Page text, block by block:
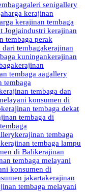
galeri senigallery
harga kerajinan
kerajinan tembaga
Jogjaindustri kerajinan
tembaga perak
dari tembagakerajinan
kuningankerajinan
kerajinan
tembaga aagallery
tembaga
tembaga dan
konsumen di
kerajinan tembaga dekat
tembaga di
kerajinan tembaga
kerajinan tembaga lampu
di Balikerajinan
tembaga melayani
konsumen di
jakartakerajinan
tembaga melayani